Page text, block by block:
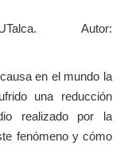
Autor:
el mundo la
una reducción
realizado por la
fenómeno y cómo